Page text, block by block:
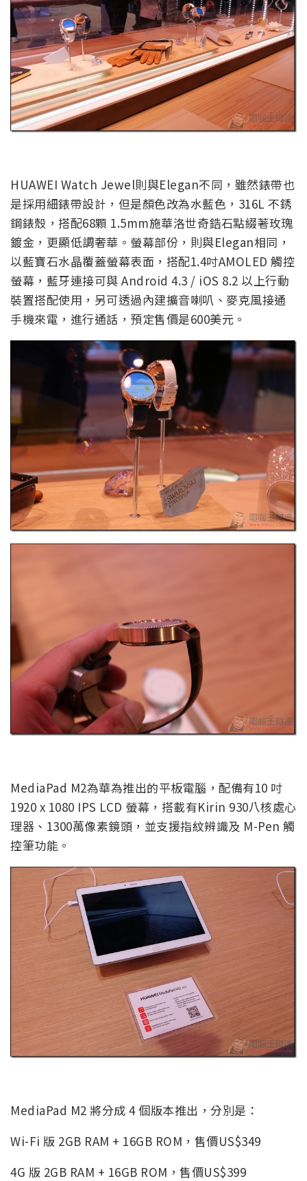
HUAWEI Watch Jewel則與Elegan不同，雖然錶帶也
是採用細錶帶設計，但是顏色改為水藍色，316L 不銹
鋼錶殼，搭配68顆 1.5mm施華洛世奇鋯石點綴著玫瑰
鍍金，更顯低調奢華。螢幕部份，則與Elegan相同，
以藍寶石水晶覆蓋螢幕表面，搭配1.4吋AMOLED 觸控
螢幕，藍牙連接可與 Android 4.3 / iOS 8.2 以上行動
裝置搭配使用，另可透過內建擴音喇叭、麥克風接通
手機來電，進行通話，預定售價是600美元。
MediaPad M2為華為推出的平板電腦，配備有10 吋
1920 x 1080 IPS LCD 螢幕，搭載有Kirin 930八核處心
理器、1300萬像素鏡頭，並支援指紋辨識及 M-Pen 觸
控筆功能。
MediaPad M2 將分成 4 個版本推出，分別是：
Wi-Fi 版 2GB RAM + 16GB ROM，售價US$349
4G 版 2GB RAM + 16GB ROM，售價US$399